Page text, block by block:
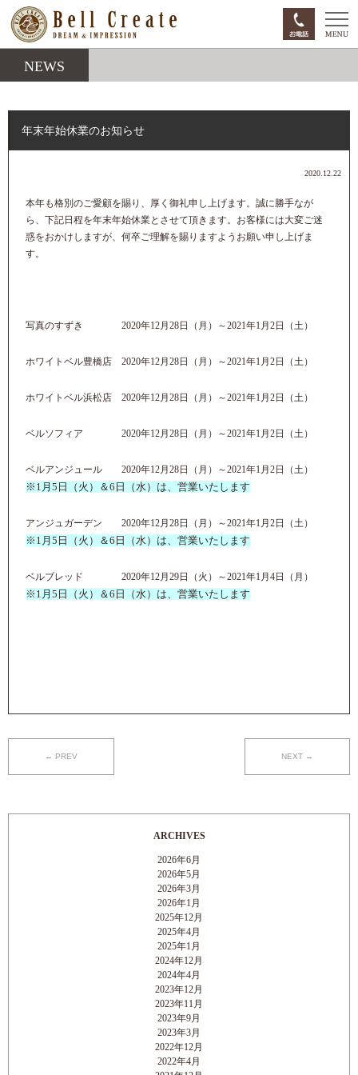
NEWS
年末年始休業のお知らせ
2020.12.22
本年も格別のご愛顧を賜り、厚く御礼申し上げます。誠に勝手なが
ら、下記日程を年末年始休業とさせて頂きます。お客様には大変ご迷
惑をおかけしますが、何卒ご理解を賜りますようお願い申し上げま
す。
写真のすずき 2020年12月28日（月）～2021年1月2日（土）
ホワイトベル豊橋店 2020年12月28日（月）～2021年1月2日（土）
ホワイトベル浜松店 2020年12月28日（月）～2021年1月2日（土）
ベルソフィア 2020年12月28日（月）～2021年1月2日（土）
ベルアンジュール 2020年12月28日（月）～2021年1月2日（土）
※1月5日（火）＆6日（水）は、営業いたします
アンジュガーデン 2020年12月28日（月）～2021年1月2日（土）
※1月5日（火）＆6日（水）は、営業いたします
ベルブレッド 2020年12月29日（火）～2021年1月4日（月）
※1月5日（火）＆6日（水）は、営業いたします
← PREV NEXT →
ARCHIVES
2026年6月
2026年5月
2026年3月
2026年1月
2025年12月
2025年4月
2025年1月
2024年12月
2024年4月
2023年12月
2023年11月
2023年9月
2023年3月
2022年12月
2022年4月